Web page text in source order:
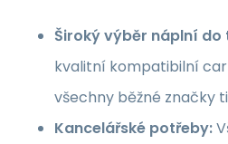
Široký výběr náplní do
kvalitní kompatibilní
všechny běžné značky
Kancelářské potřeby: